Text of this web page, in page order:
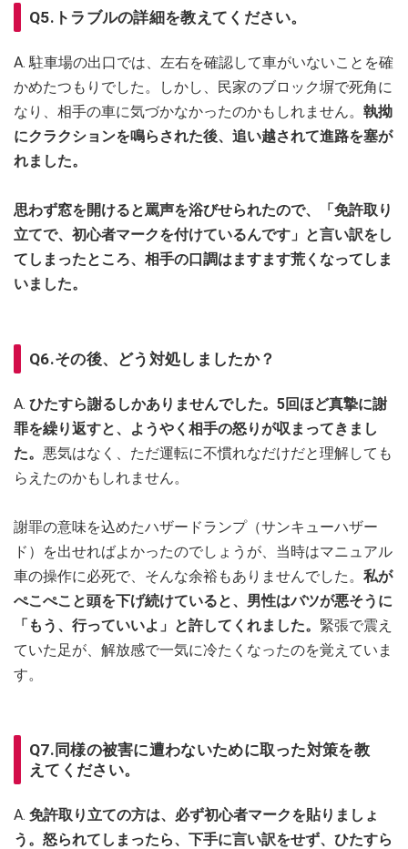
Q5.トラブルの詳細を教えてください。
A. 駐車場の出口では、左右を確認して車がいないことを確
かめたつもりでした。しかし、民家のブロック塀で死角に
なり、相手の車に気づかなかったのかもしれません。 執拗
にクラクションを鳴らされた後、追い越されて進路を塞が
れました。
思わず窓を開けると罵声を浴びせられたので、「免許取り
立てで、初心者マークを付けているんです」と言い訳をし
てしまったところ、相手の口調はますます荒くなってしま
いました。
Q6.その後、どう対処しましたか？
A. ひたすら謝るしかありませんでした。5回ほど真摯に謝
罪を繰り返すと、ようやく相手の怒りが収まってきまし
た。 悪気はなく、ただ運転に不慣れなだけだと理解しても
らえたのかもしれません。
謝罪の意味を込めたハザードランプ（サンキューハザー
ド）を出せればよかったのでしょうが、当時はマニュアル
車の操作に必死で、そんな余裕もありませんでした。 私が
ぺこぺこと頭を下げ続けていると、男性はバツが悪そうに
「もう、行っていいよ」と許してくれました。 緊張で震え
ていた足が、解放感で一気に冷たくなったのを覚えていま
す。
Q7.同様の被害に遭わないために取った対策を教
えてください。
A. 免許取り立ての方は、必ず初心者マークを貼りましょ
う。 怒られてしまったら、下手に言い訳をせず、ひたすら